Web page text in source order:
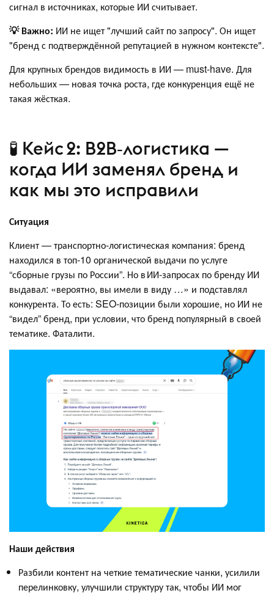
сигнал в источниках, которые ИИ считывает.
💡 Важно: ИИ не ищет "лучший сайт по запросу". Он ищет
"бренд с подтверждённой репутацией в нужном контексте".
Для крупных брендов видимость в ИИ — must-have. Для
небольших — новая точка роста, где конкуренция ещё не
такая жёсткая.
🧪 Кейс 2: B2B‑логистика —
когда ИИ заменял бренд и
как мы это исправили
Ситуация
Клиент — транспортно‑логистическая компания: бренд
находился в топ‑10 органической выдачи по услуге
“сборные грузы по России”. Но в ИИ‑запросах по бренду ИИ
выдавал: «вероятно, вы имели в виду …» и подставлял
конкурента. То есть: SEO‑позиции были хорошие, но ИИ не
“видел” бренд, при условии, что бренд популярный в своей
тематике. Фаталити.
Наши действия
Разбили контент на четкие тематические чанки, усилили
перелинковку, улучшили структуру так, чтобы ИИ мог